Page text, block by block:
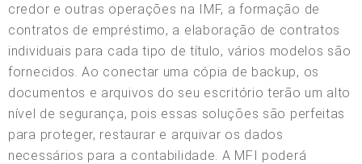
credor e outras operações na IMF, a formação de
contratos de empréstimo, a elaboração de contratos
individuais para cada tipo de título, vários modelos são
fornecidos. Ao conectar uma cópia de backup, os
documentos e arquivos do seu escritório terão um alto
nível de segurança, pois essas soluções são perfeitas
para proteger, restaurar e arquivar os dados
necessários para a contabilidade. A MFI poderá